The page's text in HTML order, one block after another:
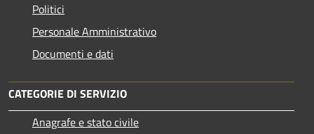
Politici
Personale Amministrativo
Documenti e dati
CATEGORIE DI SERVIZIO
Anagrafe e stato civile